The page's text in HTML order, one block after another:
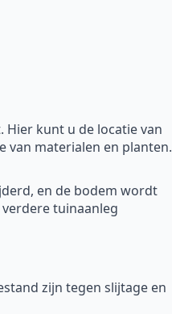
kunt u de locatie van
van materialen en planten.
en de bodem wordt
tuinaanleg
zijn tegen slijtage en